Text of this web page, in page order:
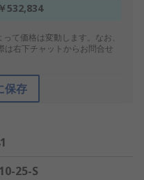
￥532,834
て価格は変動します。なお、
右下チャットからお問合せ
保存
25-S